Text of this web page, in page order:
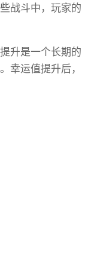
战斗中，玩家的
升是一个长期的
幸运值提升后，